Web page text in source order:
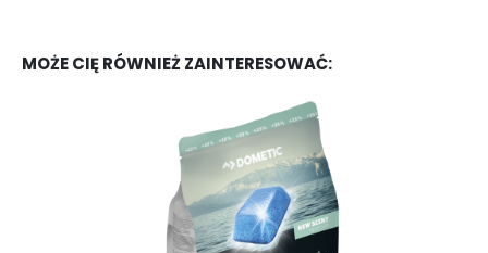
MOŻE CIĘ RÓWNIEŻ ZAINTERESOWAĆ: